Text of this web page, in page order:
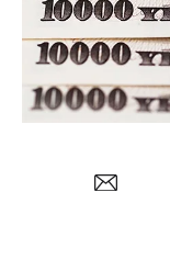
Experten
Mein B:O